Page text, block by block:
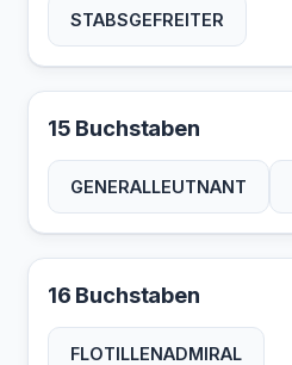
STABSGEFREITER
15 Buchstaben
GENERALLEUTNANT
16 Buchstaben
FLOTILLENADMIRAL